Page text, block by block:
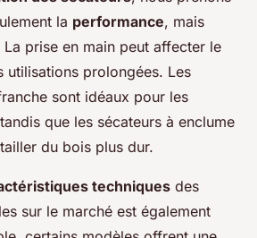
la performance, mais
La prise en main peut affecter le
utilisations prolongées. Les
sont idéaux pour les
que les sécateurs à enclume
du bois plus dur.
techniques des
sur le marché est également